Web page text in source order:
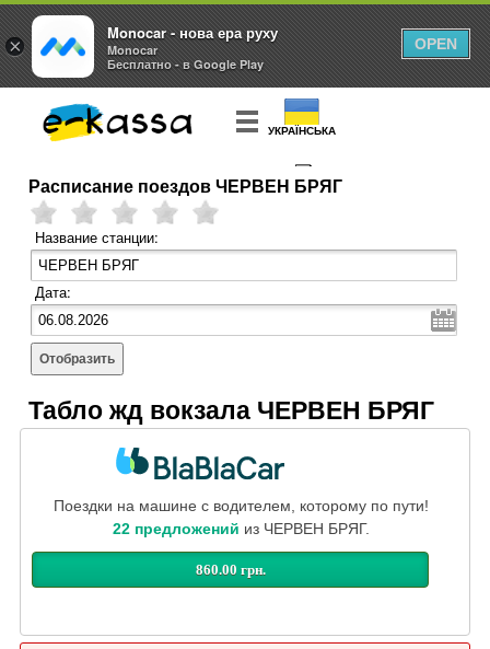
УКРАЇНСЬКА
КУПИТЬ БИЛЕТ
Расписание поездов ЧЕРВЕН БРЯГ
Название станции:
Дата:
Отобразить
Табло жд вокзала ЧЕРВЕН БРЯГ
Поездки на машине с водителем, которому по пути!
22 предложений из ЧЕРВЕН БРЯГ.
860.00 грн.
×
Monocar - нова ера руху
Monocar
Бесплатно - в Google Play
OPEN